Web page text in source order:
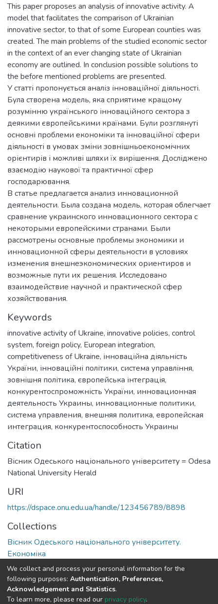
This paper proposes an analysis of innovative activity. A
model that facilitates the comparison of Ukrainian
innovative sector, to that of some European counties was
created. The main problems of the studied economic sector
in the context of an ever changing state of Ukrainian
economy are outlined. In conclusion possible solutions to
the before mentioned problems are presented.
У статті пропонується аналіз інноваційної діяльності.
Була створена модель, яка сприятиме кращому
розумінню українського інноваційного сектора з
деякими європейськими країнами. Були розглянуті
основні проблеми економіки та інноваційної сфери
діяльності в умовах зміни зовнішньоекономічних
орієнтирів і можливі шляхи їх вирішення. Досліджено
взаємодію наукової та практичної сфер
господарювання.
В статье предлагается анализ инновационной
деятельности. Была создана модель, которая облегчает
сравнение украинского инновационного сектора с
некоторыми европейскими странами. Были
рассмотрены основные проблемы экономики и
инновационной сферы деятельности в условиях
изменения внешнеэкономических ориентиров и
возможные пути их решения. Исследовано
взаимодействие научной и практической сфер
хозяйствования.
Keywords
innovative activity of Ukraine, innovative policies, control
system, foreign policy, European integration,
competitiveness of Ukraine, інноваційна діяльність
України, інноваційні політики, система управління,
зовнішня політика, європейська інтеграція,
конкурентоспроможність України, инновационная
деятельность Украины, инновационные политики,
система управления, внешняя политика, европейская
интеграция, конкурентоспособность Украины
Citation
Вісник Одеського національного університету = Odesa
National University Herald
URI
https://dspace.onu.edu.ua/handle/123456789/8898
Collections
Вісник Одеського національного університету.
Економіка
Full item page
We collect and process your personal information for the
following purposes: Authentication, Preferences,
Acknowledgement and Statistics.
To learn more, please read our privacy policy.